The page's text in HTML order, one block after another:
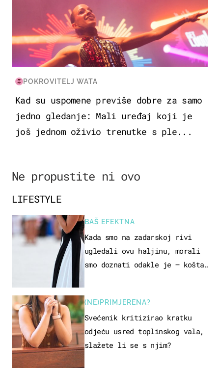
POKROVITELJ WATA
Kad su uspomene previše dobre za samo
jedno gledanje: Mali uređaj koji je
još jednom oživio trenutke s ple...
Ne propustite ni ovo
LIFESTYLE
BAŠ EFEKTNA
Kada smo na zadarskoj rivi
ugledali ovu haljinu, morali
smo doznati odakle je – košta
(NE)PRIMJERENA?
Svećenik kritizirao kratku
odjeću usred toplinskog vala,
slažete li se s njim?